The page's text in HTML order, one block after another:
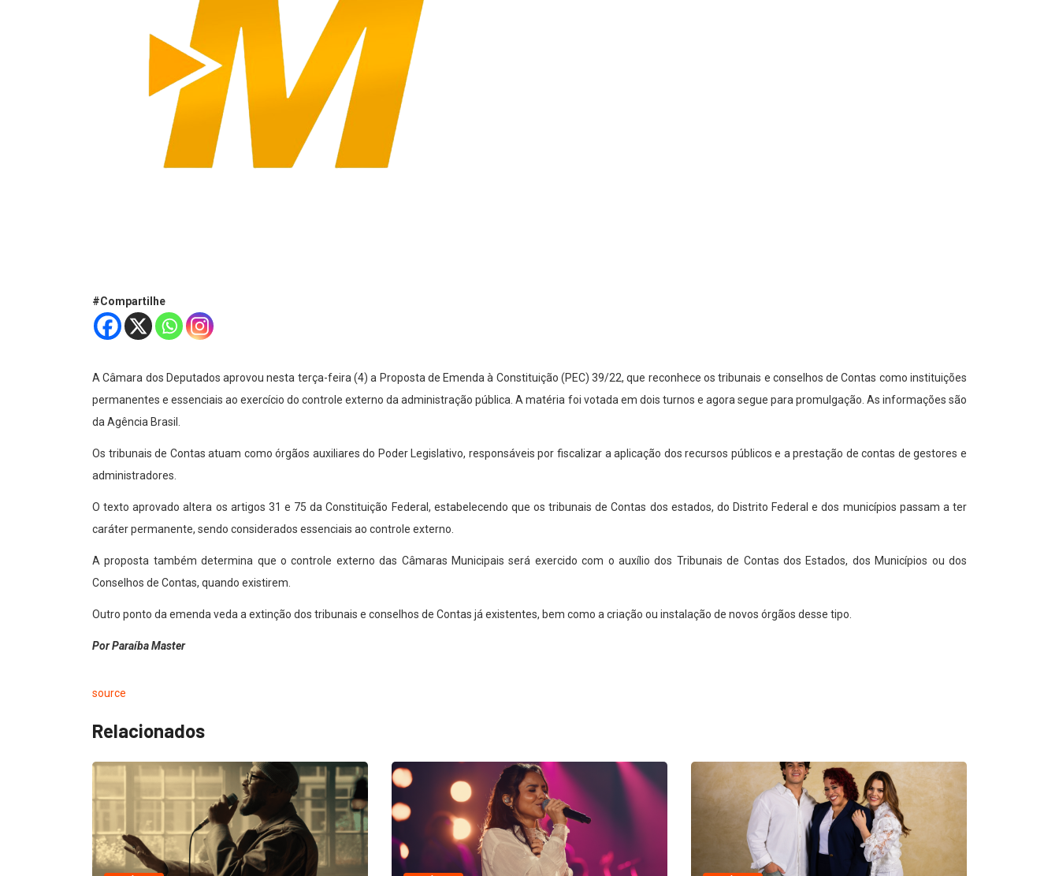
#Compartilhe
A Câmara dos Deputados aprovou nesta terça-feira (4) a Proposta de Emenda à Constituição (PEC) 39/22, que reconhece os tribunais e conselhos de Contas como instituições
permanentes e essenciais ao exercício do controle externo da administração pública. A matéria foi votada em dois turnos e agora segue para promulgação. As informações são
da Agência Brasil.
Os tribunais de Contas atuam como órgãos auxiliares do Poder Legislativo, responsáveis por fiscalizar a aplicação dos recursos públicos e a prestação de contas de gestores e
administradores.
O texto aprovado altera os artigos 31 e 75 da Constituição Federal, estabelecendo que os tribunais de Contas dos estados, do Distrito Federal e dos municípios passam a ter
caráter permanente, sendo considerados essenciais ao controle externo.
A proposta também determina que o controle externo das Câmaras Municipais será exercido com o auxílio dos Tribunais de Contas dos Estados, dos Municípios ou dos
Conselhos de Contas, quando existirem.
Outro ponto da emenda veda a extinção dos tribunais e conselhos de Contas já existentes, bem como a criação ou instalação de novos órgãos desse tipo.
Por Paraíba Master
source
Relacionados